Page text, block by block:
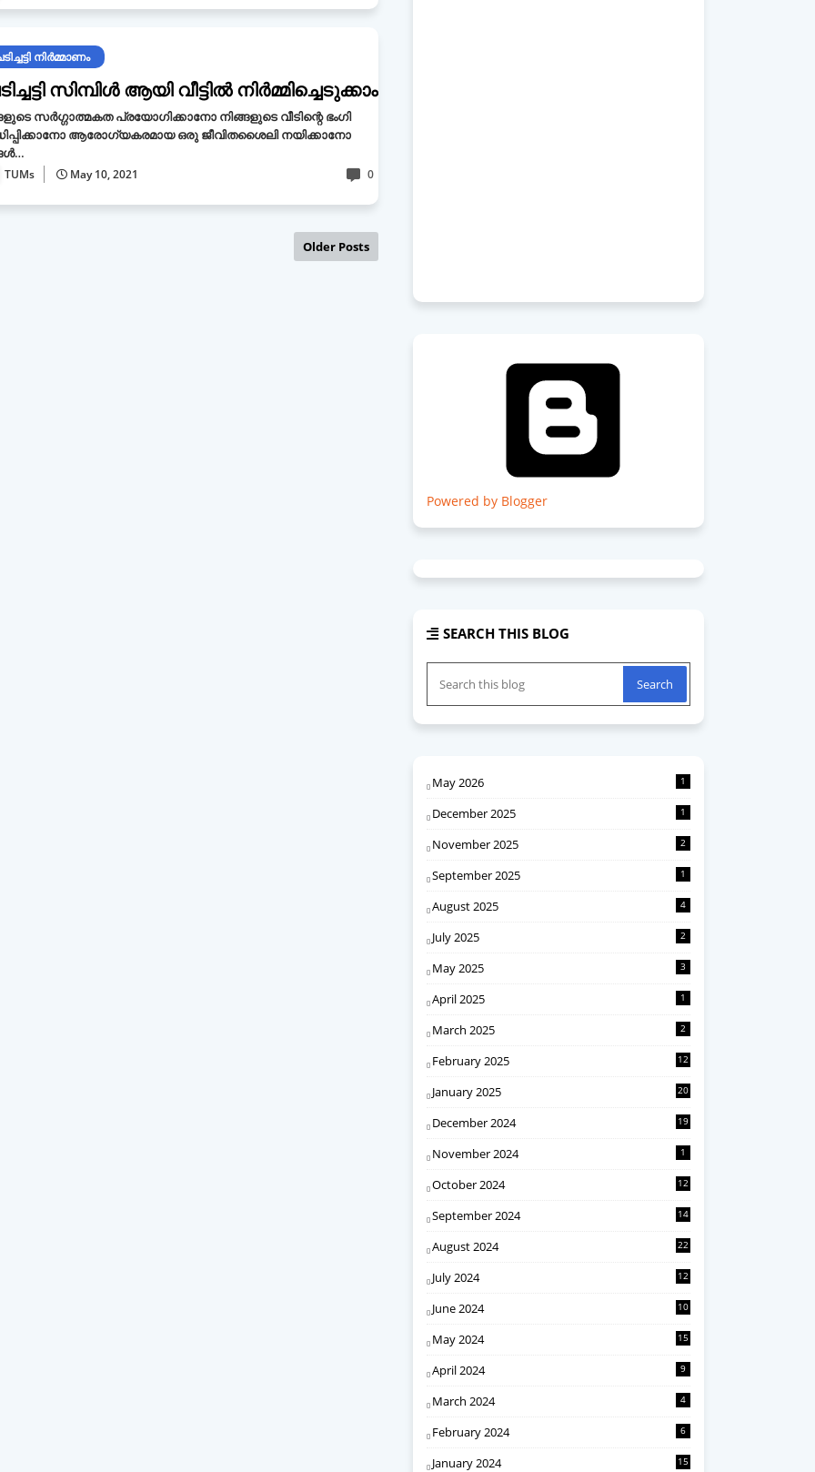
നിർമ്മാണം
സിമ്പിൾ ആയി വീട്ടിൽ നിർമ്മിച്ചെടുക്കാം
സർഗ്ഗാത്മകത പ്രയോഗിക്കാനോ നിങ്ങളുടെ വീടിന്റെ ഭംഗി
ആരോഗ്യകരമായ ഒരു ജീവിതശൈലി നയിക്കാനോ
TUMs May 10, 2021 0
Older Posts
Powered by Blogger
SEARCH THIS BLOG
May 2026 1
December 2025 1
November 2025 2
September 2025 1
August 2025 4
July 2025 2
May 2025 3
April 2025 1
March 2025 2
February 2025 12
January 2025 20
December 2024 19
November 2024 1
October 2024 12
September 2024 14
August 2024 22
July 2024 12
June 2024 10
May 2024 15
April 2024 9
March 2024 4
February 2024 6
January 2024 15